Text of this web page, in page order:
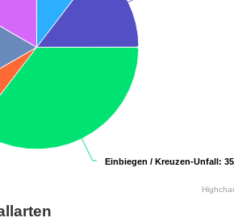
Einbiegen / Kreuzen-Unfall:
Einbiegen / Kreuzen-Unfall: